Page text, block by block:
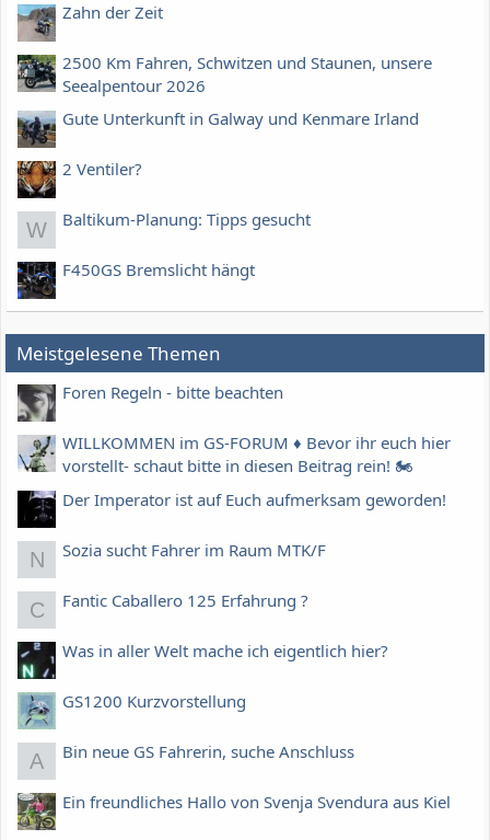
Zahn der Zeit
2500 Km Fahren, Schwitzen und Staunen, unsere
Seealpentour 2026
Gute Unterkunft in Galway und Kenmare Irland
2 Ventiler?
W Baltikum-Planung: Tipps gesucht
F450GS Bremslicht hängt
Meistgelesene Themen
Foren Regeln - bitte beachten
WILLKOMMEN im GS-FORUM ♦️ Bevor ihr euch hier
vorstellt- schaut bitte in diesen Beitrag rein! 🏍
Der Imperator ist auf Euch aufmerksam geworden!
N Sozia sucht Fahrer im Raum MTK/F
C Fantic Caballero 125 Erfahrung ?
Was in aller Welt mache ich eigentlich hier?
GS1200 Kurzvorstellung
A Bin neue GS Fahrerin, suche Anschluss
Ein freundliches Hallo von Svenja Svendura aus Kiel